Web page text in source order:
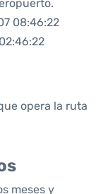
08:46:22
opera la ruta
meses y